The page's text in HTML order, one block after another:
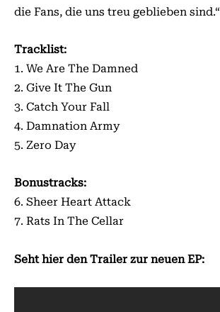
die Fans, die uns treu geblieben sind.“
Tracklist:
1. We Are The Damned
2. Give It The Gun
3. Catch Your Fall
4. Damnation Army
5. Zero Day
Bonustracks:
6. Sheer Heart Attack
7. Rats In The Cellar
Seht hier den Trailer zur neuen EP: